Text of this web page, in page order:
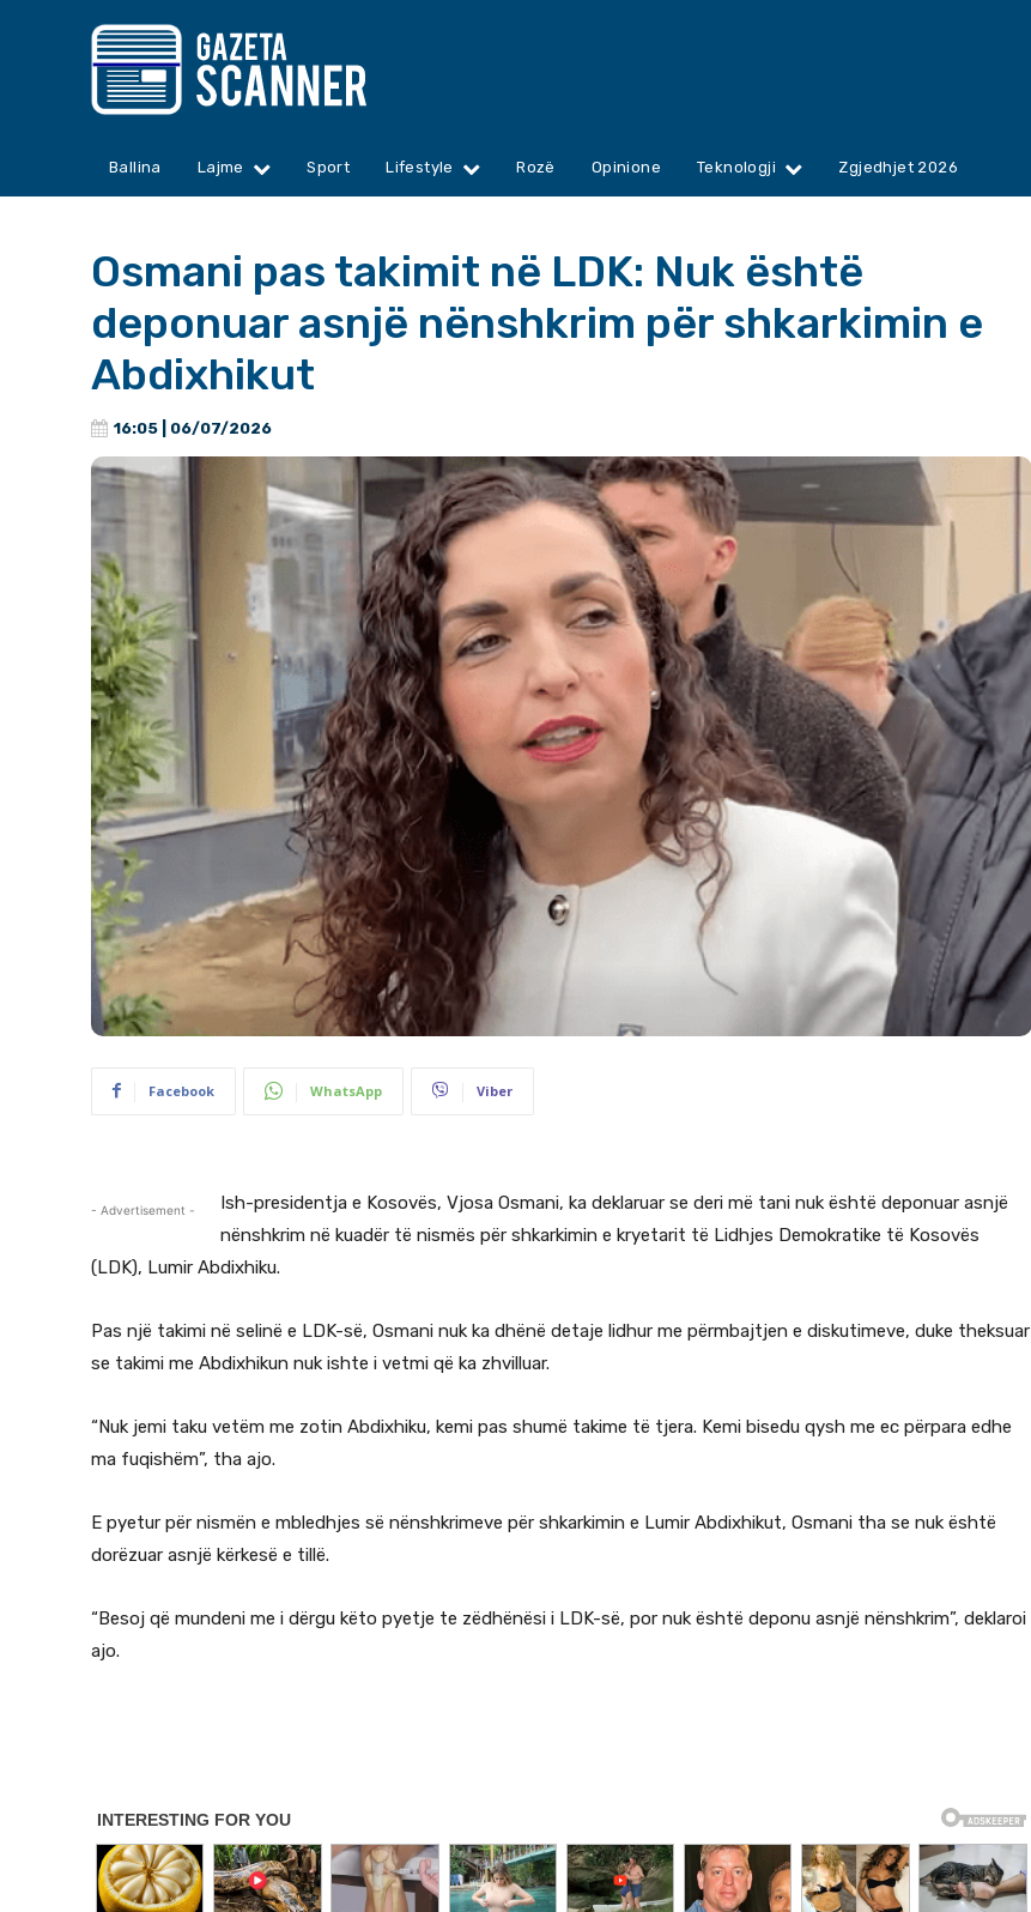
Ballina Lajme Sport Lifestyle Rozë Opinione Teknologji Zgjedhjet 2026
Osmani pas takimit në LDK: Nuk është
deponuar asnjë nënshkrim për shkarkimin e
Abdixhikut
16:05 | 06/07/2026
Facebook WhatsApp Viber
- Advertisement -
Ish-presidentja e Kosovës, Vjosa Osmani, ka deklaruar se deri më tani nuk është deponuar asnjë
nënshkrim në kuadër të nismës për shkarkimin e kryetarit të Lidhjes Demokratike të Kosovës
(LDK), Lumir Abdixhiku.
Pas një takimi në selinë e LDK-së, Osmani nuk ka dhënë detaje lidhur me përmbajtjen e diskutimeve, duke theksuar
se takimi me Abdixhikun nuk ishte i vetmi që ka zhvilluar.
“Nuk jemi taku vetëm me zotin Abdixhiku, kemi pas shumë takime të tjera. Kemi bisedu qysh me ec përpara edhe
ma fuqishëm”, tha ajo.
E pyetur për nismën e mbledhjes së nënshkrimeve për shkarkimin e Lumir Abdixhikut, Osmani tha se nuk është
dorëzuar asnjë kërkesë e tillë.
“Besoj që mundeni me i dërgu këto pyetje te zëdhënësi i LDK-së, por nuk është deponu asnjë nënshkrim”, deklaroi
ajo.